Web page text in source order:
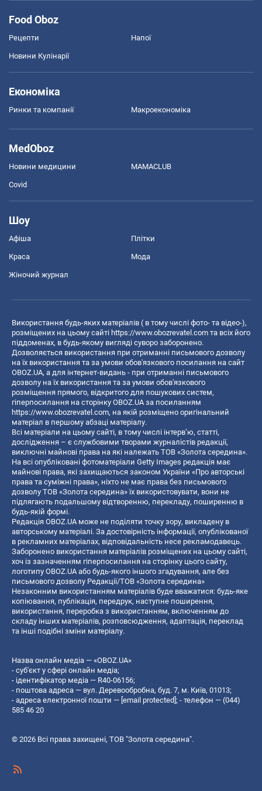
Food Oboz
Рецепти Напої
Новини Кулінарії
Економіка
Ринки та компанії Макроекономіка
MedOboz
Новини медицини MAMACLUB
Covid
Шоу
Афіша Плітки
Краса Мода
Жіночий журнал
Використання будь-яких матеріалів ( в тому числі фото- та відео-),
розміщених на цьому сайті https://www.obozrevatel.com та всіх його
піддоменах, в будь-якому вигляді суворо заборонено.
Дозволяється використання при отриманні письмового дозволу
на їх використання та за умови обов'язкового посилання на сайт
OBOZ.UA, а для інтернет-видань - при отриманні письмового
дозволу на їх використання та за умови обов'язкового
розміщення прямого, відкритого для пошукових систем,
гіперпосилання на сторінку OBOZ.UA за посиланням
https://www.obozrevatel.com, на якій розміщено оригінальний
матеріал в першому абзаці матеріалу.
Всі матеріали на цьому сайті, в тому числі інтерв’ю, статті,
дослідження – є службовими творами журналістів редакції,
виключні майнові права на які належать ТОВ «Золота середина».
На всі опубліковані фотоматеріали Getty Images редакція має
майнові права, які захищаються законом України «Про авторські
права та суміжні права», ніхто не має права без письмового
дозволу ТОВ «Золота середина» їх використовувати, вони не
підлягають подальшому відтворенню, перекладу, поширенню в
будь-якій формі.
Редакція OBOZ.UA може не поділяти точку зору, викладену в
авторському матеріалі. За достовірність інформації, опублікованої
в рекламних матеріалах, відповідальність несе рекламодавець.
Заборонено використання матеріалів розміщених на цьому сайті,
хоч із зазначенням гіперпосилання на сторінку цього сайту,
логотипу OBOZ.UA або будь-якого іншого згадування, але без
письмового дозволу Редакції/ТОВ «Золота середина»
Незаконним використанням матеріалів буде вважатися: будь-яке
копiювання, публiкацiя, передрук, наступне поширення,
використання, переробка з використанням, включенням до
складу інших матеріалів, розповсюдження, адаптація, переклад
та інші подібні зміни матеріалу.
Назва онлайн медіа — «OBOZ.UA»
- суб'єкт у сфері онлайн медіа;
- ідентифікатор медіа — R40-06156;
- поштова адреса — вул. Деревообробна, буд. 7, м. Київ, 01013;
- адреса електронної пошти — [email protected] ; - телефон — (044)
585 46 20
© 2026 Всі права захищені, ТОВ "Золота середина".